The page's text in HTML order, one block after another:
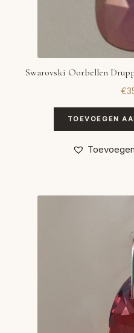
Swarovski Oorbellen
€
TOEVOEGEN